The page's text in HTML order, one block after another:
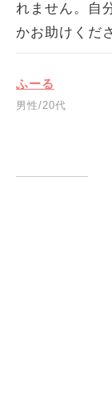
れません。自
かお助けくだ
ふーる
男性/20代